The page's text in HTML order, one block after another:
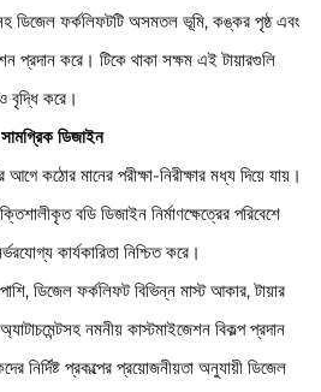
ডিজেল ফর্কলিফটটি অসমতল ভূমি, কঙ্কর পৃষ্ঠ এবং
প্রদান করে। টিকে থাকা সক্ষম এই টায়ারগুলি
বৃদ্ধি করে।
ডিজাইন
কঠোর মানের পরীক্ষা-নিরীক্ষার মধ্য দিয়ে যায়।
বডি ডিজাইন নির্মাণক্ষেত্রের পরিবেশে
কার্যকারিতা নিশ্চিত করে।
ডিজেল ফর্কলিফট বিভিন্ন মাস্ট আকার, টায়ার
নমনীয় কাস্টমাইজেশন বিকল্প প্রদান
নির্দিষ্ট প্রকল্পের প্রয়োজনীয়তা অনুযায়ী ডিজেল